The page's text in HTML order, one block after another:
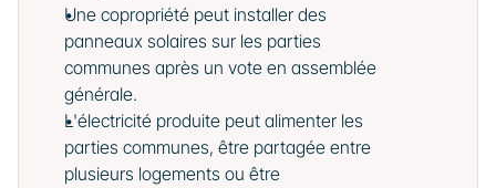
Une copropriété peut installer des
panneaux solaires sur les parties
communes après un vote en assemblée
générale.
L'électricité produite peut alimenter les
parties communes, être partagée entre
plusieurs logements ou être